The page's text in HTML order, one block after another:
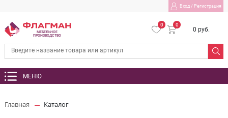
Вход/ Регистрация
МЕБЕЛЬНОЕ
ПРОИЗВОДСТВО
0 0
0 руб.
МЕНЮ
Главная Каталог